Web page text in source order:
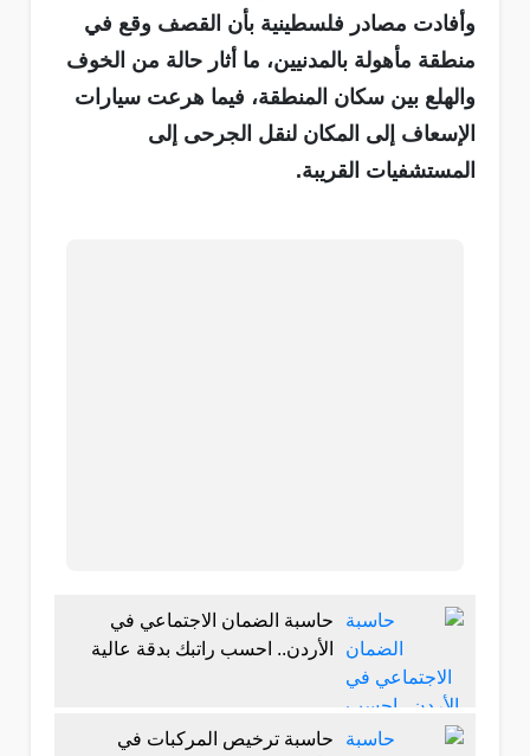
وأفادت مصادر فلسطينية بأن القصف وقع في
منطقة مأهولة بالمدنيين، ما أثار حالة من الخوف
والهلع بين سكان المنطقة، فيما هرعت سيارات
الإسعاف إلى المكان لنقل الجرحى إلى
المستشفيات القريبة.
حاسبة الضمان الاجتماعي في
الأردن.. احسب راتبك بدقة عالية
حاسبة ترخيص المركبات في